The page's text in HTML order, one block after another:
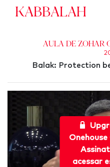
Kabbalah
Aula de Zohar
Balak: Protection
acessar